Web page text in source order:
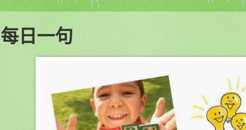
每日一句